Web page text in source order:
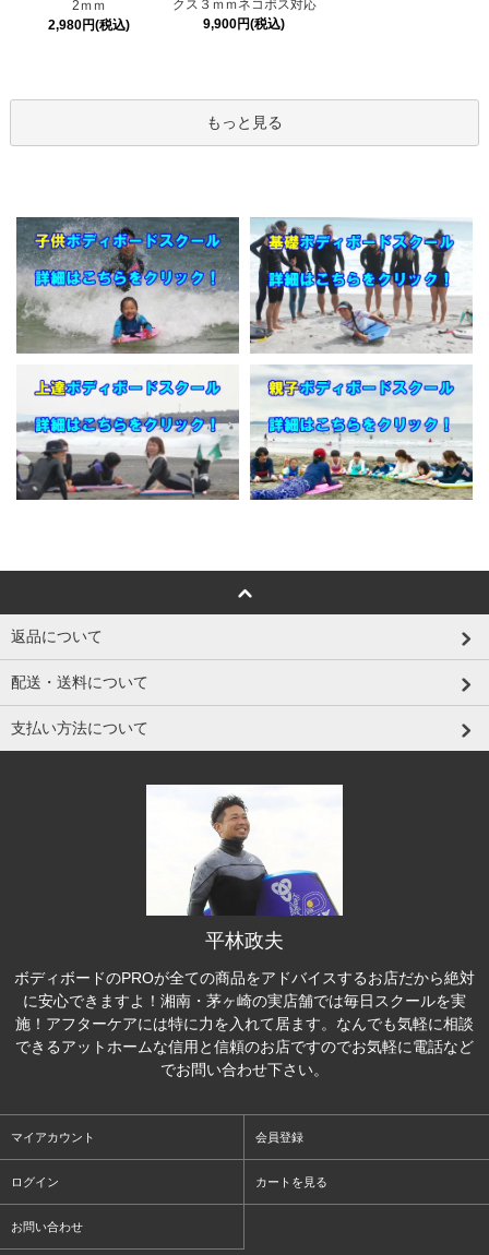
2ｍｍ
2,980円(税込)
クス３ｍｍネコポス対応
9,900円(税込)
もっと見る
返品について
配送・送料について
支払い方法について
平林政夫
ボディボードのPROが全ての商品をアドバイスするお店だから絶対
に安心できますよ！湘南・茅ヶ崎の実店舗では毎日スクールを実
施！アフターケアには特に力を入れて居ます。なんでも気軽に相談
できるアットホームな信用と信頼のお店ですのでお気軽に電話など
でお問い合わせ下さい。
マイアカウント 会員登録
ログイン カートを見る
お問い合わせ